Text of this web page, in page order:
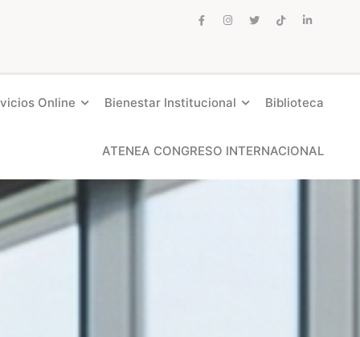
Online Bienestar Institucional Biblioteca
ATENEA CONGRESO INTERNACIONAL